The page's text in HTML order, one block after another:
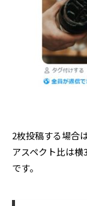
2枚投稿する場合
アスペクト比は
です。